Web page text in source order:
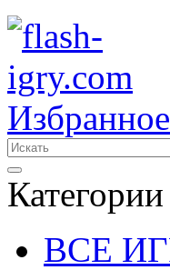
Категории
ВСЕ